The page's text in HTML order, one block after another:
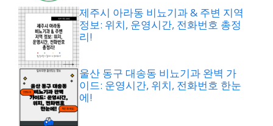
제주시 아라동 비뇨기과 & 주변 지역
정보: 위치, 운영시간, 전화번호 총정
리!
울산 동구 대송동 비뇨기과 완벽 가
이드: 운영시간, 위치, 전화번호 한눈
에!